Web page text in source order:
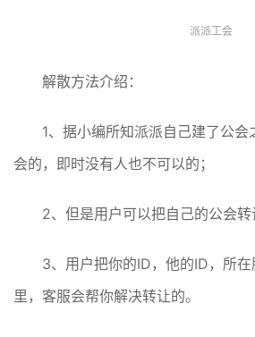
派派工会
解散方法介绍：
1、据小编所知派派自己建了公
会的，即时没有人也不可以的；
2、但是用户可以把自己的公会转
3、用户把你的ID，他的ID，所
里，客服会帮你解决转让的。